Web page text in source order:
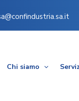
Chi siamo